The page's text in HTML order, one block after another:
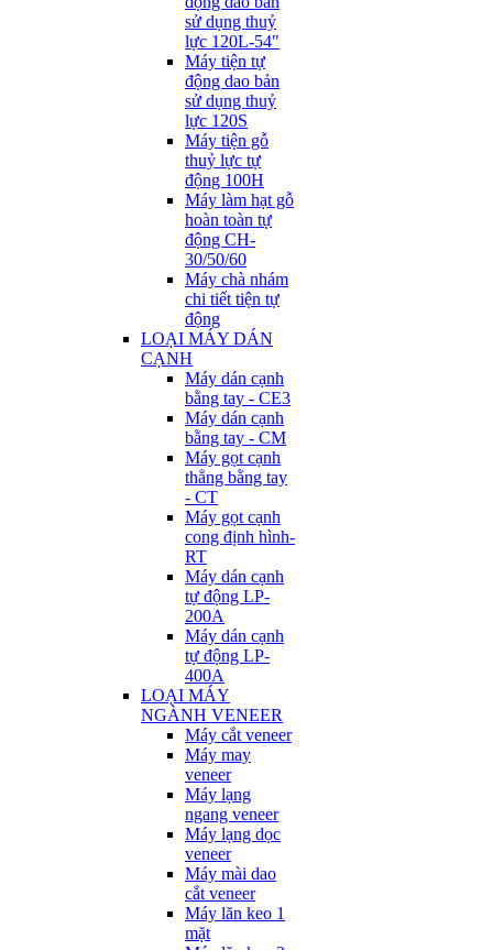
sử dụng thuỷ
lực 120L-54"
Máy tiện tự
động dao bản
sử dụng thuỷ
lực 120S
Máy tiện gỗ
thuỷ lực tự
động 100H
Máy làm hạt gỗ
hoàn toàn tự
động CH-
30/50/60
Máy chà nhám
chi tiết tiện tự
động
LOẠI MÁY DÁN
CẠNH
Máy dán cạnh
bằng tay - CE3
Máy dán cạnh
bằng tay - CM
Máy gọt cạnh
thẳng bằng tay
- CT
Máy gọt cạnh
cong định hình-
RT
Máy dán cạnh
tự động LP-
200A
Máy dán cạnh
tự động LP-
400A
LOẠI MÁY
NGÀNH VENEER
Máy cắt veneer
Máy may
veneer
Máy lạng
ngang veneer
Máy lạng dọc
veneer
Máy mài dao
cắt veneer
Máy lăn keo 1
mặt